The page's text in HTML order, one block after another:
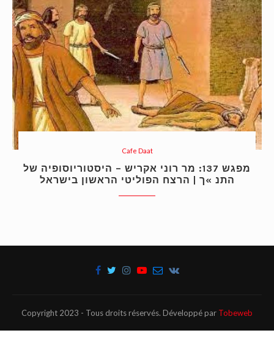
Cafe Daat
מפגש 137: מר רוני אקריש – היסטוריוסופיה של
התנ »ך | הרצח הפוליטי הראשון בישראל
Copyright 2023 - Tous droits réservés. Développé par Tobeweb